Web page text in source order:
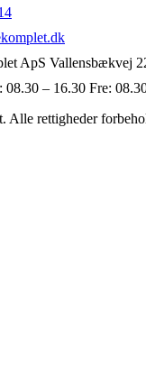
ApS Vallensbækvej
08.30 – 16.30 Fre:
Alle rettigheder